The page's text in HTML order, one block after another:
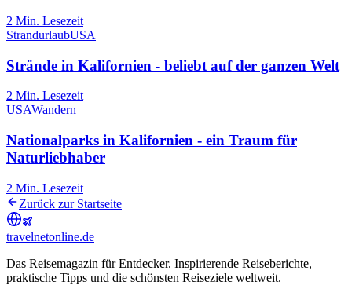
2 Min. Lesezeit
StrandurlaubUSA
Strände in Kalifornien - beliebt auf der ganzen Welt
2 Min. Lesezeit
USAWandern
Nationalparks in Kalifornien - ein Traum für
Naturliebhaber
2 Min. Lesezeit
Zurück zur Startseite
travelnetonline.de
Das Reisemagazin für Entdecker. Inspirierende Reiseberichte,
praktische Tipps und die schönsten Reiseziele weltweit.